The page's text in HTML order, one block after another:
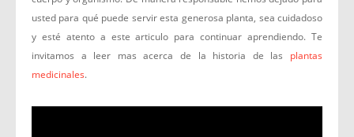
usted para qué puede servir esta generosa planta, sea cuidadoso
y esté atento a este articulo para continuar aprendiendo. Te
invitamos a leer mas acerca de la historia de las plantas
medicinales.